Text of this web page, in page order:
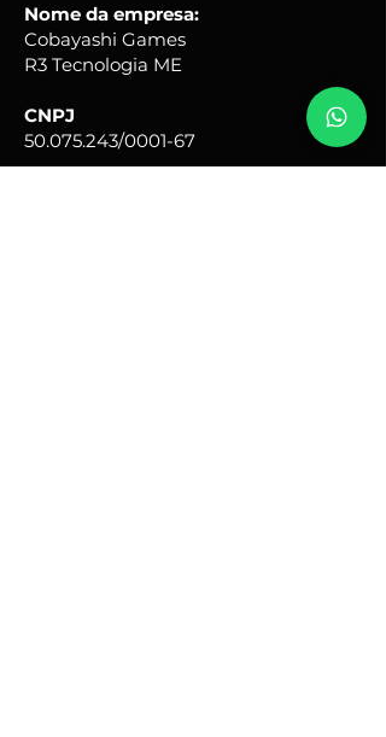
Nome da empresa:
Cobayashi Games
R3 Tecnologia ME
CNPJ
50.075.243/0001-67